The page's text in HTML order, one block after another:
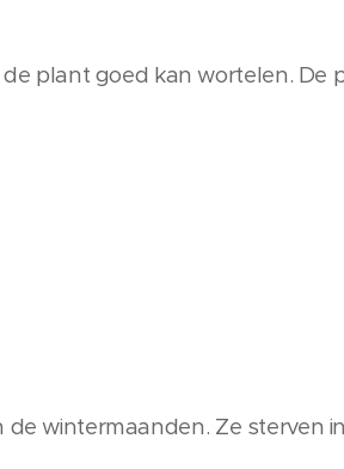
plant goed kan wortelen. De
de wintermaanden. Ze sterven